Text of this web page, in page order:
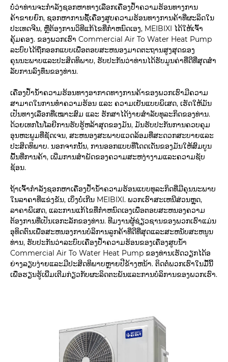
ບໍ່ວ່າທ່ານຈະກໍາລັງຊອກຫາທາງເລືອກເຄື່ອງປໍ້າຄວາມຮ້ອນທາງການ
ຄ້າຂາຍຍົກ, ຊອກຫາການຊື້ເຄື່ອງສູບຄວາມຮ້ອນທາງການຄ້າທີ່ຜະລິດໃນ
ປະເທດຈີນ, ຫຼືຕ້ອງການວິທີແກ້ໄຂທີ່ກໍາຫນົດເອງ, MEIBIXI ໄດ້ໃຫ້ເຈົ້າ
ຄຸ້ມຄອງ. ຂອງພວກເຮົາ Commercial Air To Water Heat Pump
ລະບົບໄດ້ຖືກອອກແບບເພື່ອຕອບສະຫນອງມາດຕະຖານສູງສຸດຂອງ
ຄຸນນະພາບແລະປະສິດທິພາບ, ຮັບປະກັນວ່າທ່ານໄດ້ຮັບມູນຄ່າທີ່ດີທີ່ສຸດສໍາ
ລັບການລົງທຶນຂອງທ່ານ.
ເຄື່ອງປ້ຳນ້ຳຄວາມຮ້ອນທາງອາກາດທາງການຄ້າຂອງພວກເຮົາມີຄວາມ
ສາມາດໃນການທຳຄວາມຮ້ອນ ແລະ ຄວາມເຢັນແບບພິເສດ, ເຮັດໃຫ້ມັນ
ເປັນທາງເລືອກທີ່ເໝາະສົມ ແລະ ຮັກສາໄດ້ງ່າຍສຳລັບທຸລະກິດຂອງທ່ານ.
ດ້ວຍເທກໂນໂລຍີການຮັບຮູ້ຫລ້າສຸດຂອງມັນ, ມັນຮັບປະກັນການຄວບຄຸມ
ອຸນຫະພູມທີ່ຊັດເຈນ, ສະຫນອງສະພາບແວດລ້ອມທີ່ສະດວກສະບາຍແລະ
ປະສິດທິພາບ. ນອກຈາກນັ້ນ, ການອອກແບບທີ່ໂດດເດັ່ນຂອງມັນໃຫ້ສົມບູນ
ພື້ນທີ່ການຄ້າ, ເພີ່ມການສໍາພັດຂອງຄວາມສະຫງ່າງາມແລະຄວາມຊັບ
ຊ້ອນ.
ຖ້າເຈົ້າກຳລັງຊອກຫາເຄື່ອງປ້ຳນ້ຳຄວາມຮ້ອນແບບທຸລະກິດທີ່ມີຄຸນນະພາບ
ໃນລາຄາທີ່ແຂ່ງຂັນ, ເບິ່ງບໍ່ເກີນ MEIBIXI. ພວກເຮົາສະເຫນີສ່ວນຫຼຸດ,
ລາຄາພິເສດ, ແລະການແກ້ໄຂທີ່ກໍາຫນົດເອງເພື່ອຕອບສະຫນອງຄວາມ
ຕ້ອງການທີ່ເປັນເອກະລັກຂອງທ່ານ. ທີມງານຜູ້ຊ່ຽວຊານຂອງພວກເຮົາແມ່ນ
ອຸທິດຕົນເພື່ອສະຫນອງການບໍລິການລູກຄ້າທີ່ດີທີ່ສຸດແລະສະຫນັບສະຫນູນ
ທ່ານ, ຮັບປະກັນວ່າລະບົບເຄື່ອງປໍ້າຄວາມຮ້ອນຂອງເຄື່ອງສູບນ້ໍາ
Commercial Air To Water Heat Pump ຂອງທ່ານເຮັດວຽກໄດ້ອ
ຍ່າງລຽບງ່າຍແລະມີປະສິດທິພາບຫຼາຍປີຂ້າງຫນ້າ. ຕິດຕໍ່ພວກເຮົາໃນມື້ນີ້
ເພື່ອຮຽນຮູ້ເພີ່ມເຕີມກ່ຽວກັບຜະລິດຕະພັນແລະການບໍລິການຂອງພວກເຮົາ.